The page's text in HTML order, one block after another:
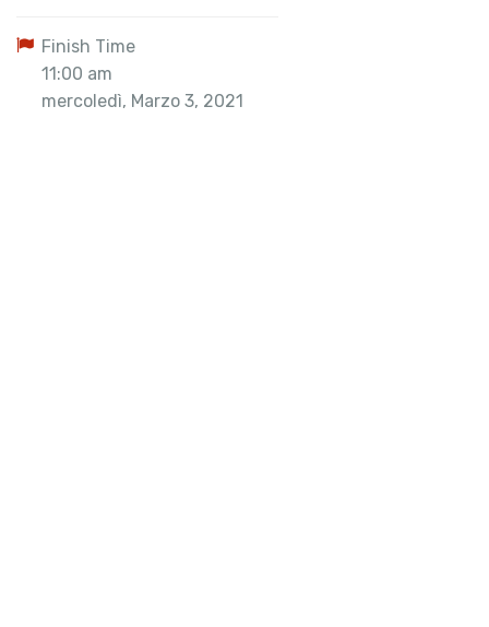
Finish Time
11:00 am
mercoledì, Marzo 3, 2021